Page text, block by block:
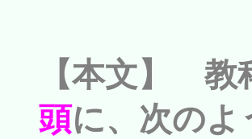
【本文】 教
頭に、次のよ